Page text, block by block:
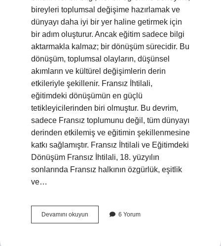
bireyleri toplumsal değişime hazırlamak ve
dünyayı daha iyi bir yer haline getirmek için
bir adım oluşturur. Ancak eğitim sadece bilgi
aktarmakla kalmaz; bir dönüşüm sürecidir. Bu
dönüşüm, toplumsal olayların, düşünsel
akımların ve kültürel değişimlerin derin
etkileriyle şekillenir. Fransız İhtilali,
eğitimdeki dönüşümün en güçlü
tetikleyicilerinden biri olmuştur. Bu devrim,
sadece Fransız toplumunu değil, tüm dünyayı
derinden etkilemiş ve eğitimin şekillenmesine
katkı sağlamıştır. Fransız İhtilali ve Eğitimdeki
Dönüşüm Fransız İhtilali, 18. yüzyılın
sonlarında Fransız halkının özgürlük, eşitlik
ve…
Devamını okuyun
ihtilalinin
6 Yorum